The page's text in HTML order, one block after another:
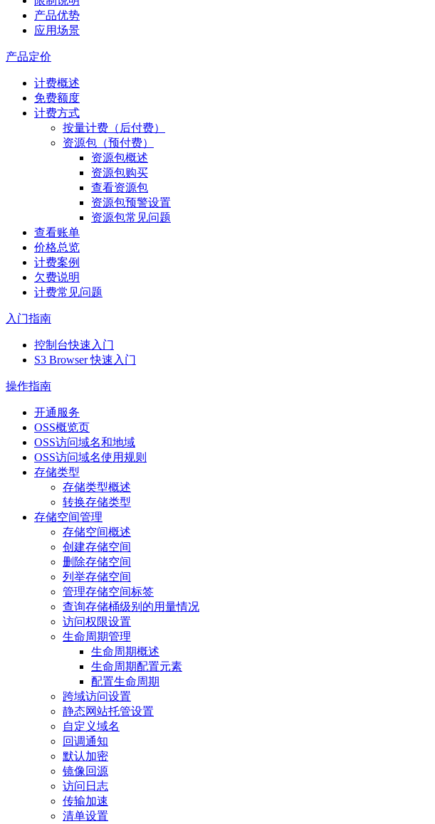
产品优势
应用场景
产品定价
计费概述
免费额度
计费方式
按量计费（后付费）
资源包（预付费）
资源包概述
资源包购买
查看资源包
资源包预警设置
资源包常见问题
查看账单
价格总览
计费案例
欠费说明
计费常见问题
入门指南
控制台快速入门
S3 Browser 快速入门
操作指南
开通服务
OSS概览页
OSS访问域名和地域
OSS访问域名使用规则
存储类型
存储类型概述
转换存储类型
存储空间管理
存储空间概述
创建存储空间
删除存储空间
列举存储空间
管理存储空间标签
查询存储桶级别的用量情况
访问权限设置
生命周期管理
生命周期概述
生命周期配置元素
配置生命周期
跨域访问设置
静态网站托管设置
自定义域名
回调通知
默认加密
镜像回源
访问日志
传输加速
清单设置